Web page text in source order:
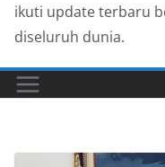
ikuti update terbaru
diseluruh dunia.